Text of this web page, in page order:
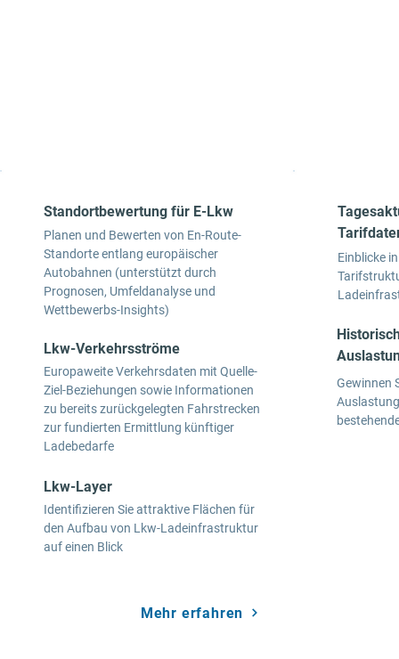
Standortbewertung für E-Lkw
Planen und Bewerten von En-Route-
Standorte entlang europäischer
Autobahnen (unterstützt durch
Prognosen, Umfeldanalyse und
Wettbewerbs-Insights)
Lkw-Verkehrsströme
Europaweite Verkehrsdaten mit Quelle-
Ziel-Beziehungen sowie Informationen
zu bereits zurückgelegten Fahrstrecken
zur fundierten Ermittlung künftiger
Ladebedarfe
Lkw-Layer
Identifizieren Sie attraktive Flächen für
den Aufbau von Lkw-Ladeinfrastruktur
auf einen Blick
Mehr erfahren
Einblicke
Gewinnen